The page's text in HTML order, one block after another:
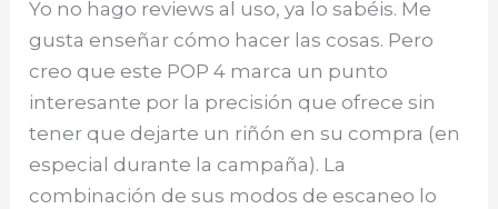
Yo no hago reviews al uso, ya lo sabéis. Me
gusta enseñar cómo hacer las cosas. Pero
creo que este POP 4 marca un punto
interesante por la precisión que ofrece sin
tener que dejarte un riñón en su compra (en
especial durante la campaña). La
combinación de sus modos de escaneo lo